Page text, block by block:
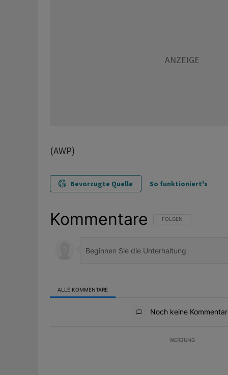
(AWP)
Bevorzugte Quelle So funktioniert's
Kommentare FOLGE DIESER
FOLGEN
ALLE KOMMENTARE
Noch keine
WERBUNG